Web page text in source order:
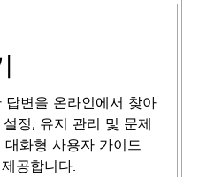
변을 온라인에서 찾아
정, 유지 관리 및 문제
화형 사용자 가이드
공합니다.